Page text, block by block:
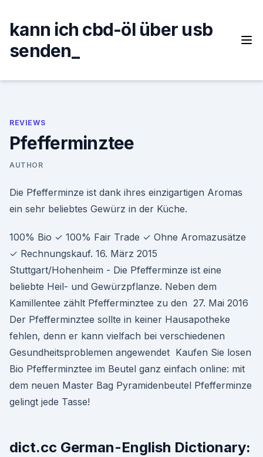
content
kann ich cbd-öl über usb
senden_
REVIEWS
Pfefferminztee
AUTHOR
Die Pfefferminze ist dank ihres einzigartigen Aromas
ein sehr beliebtes Gewürz in der Küche.
100% Bio ✓ 100% Fair Trade ✓ Ohne Aromazusätze
✓ Rechnungskauf. 16. März 2015
Stuttgart/Hohenheim - Die Pfefferminze ist eine
beliebte Heil- und Gewürzpflanze. Neben dem
Kamillentee zählt Pfefferminztee zu den 27. Mai 2016
Der Pfefferminztee sollte in keiner Hausapotheke
fehlen, denn er kann vielfach bei verschiedenen
Gesundheitsproblemen angewendet Kaufen Sie losen
Bio Pfefferminztee im Beutel ganz einfach online: mit
dem neuen Master Bag Pyramidenbeutel Pfefferminze
gelingt jede Tasse!
dict.cc German-English Dictionary: